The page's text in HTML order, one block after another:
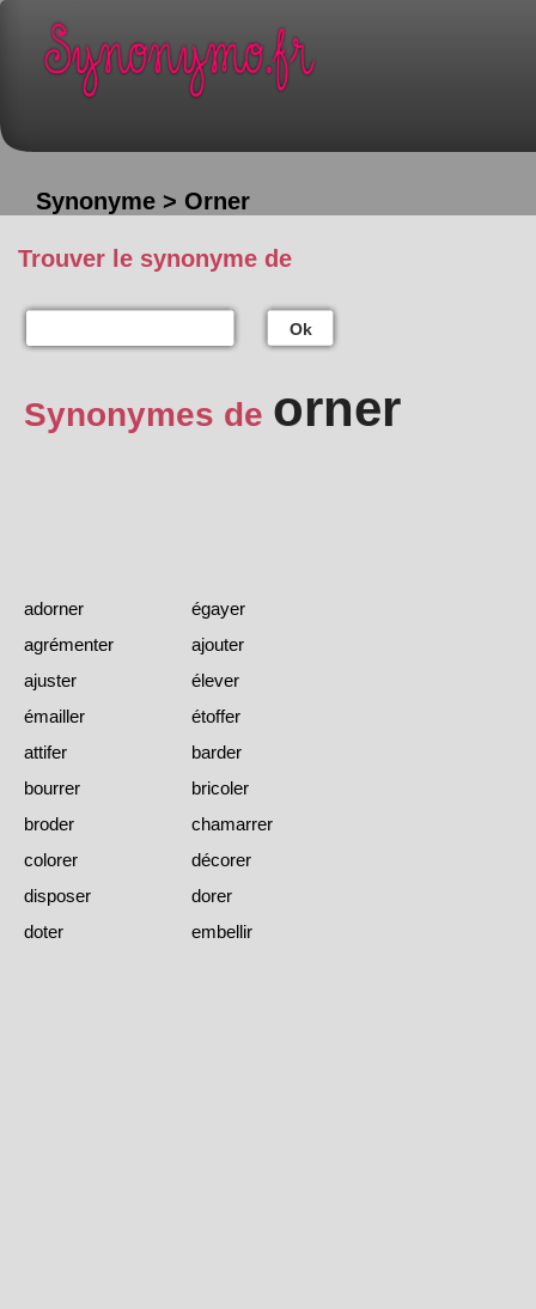
Synonyme > Orner
Trouver le synonyme de
Ok
Synonymes de orner
adorner
égayer
agrémenter
ajouter
ajuster
élever
émailler
étoffer
attifer
barder
bourrer
bricoler
broder
chamarrer
colorer
décorer
disposer
dorer
doter
embellir